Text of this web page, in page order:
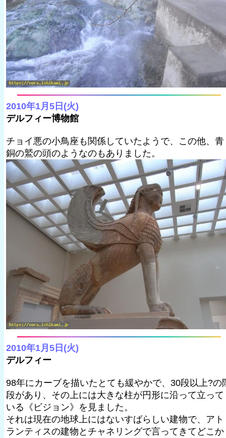
2010年1月5日(火)
デルフィー博物館
チョイ悪の小鳥座も関係していたようで、この他、青
銅の鷲の頭のようなのもありました。
2010年1月5日(火)
デルフィー
98年にカーブを描いたとても緩やかで、30段以上?の
段があり、その上には大きな柱が円形に沿って立って
いる《ビジョン》を見ました。
それは現在の地球上にはないすばらしい建物で、アト
ランティスの建物とチャネリングで言ってきてどこか